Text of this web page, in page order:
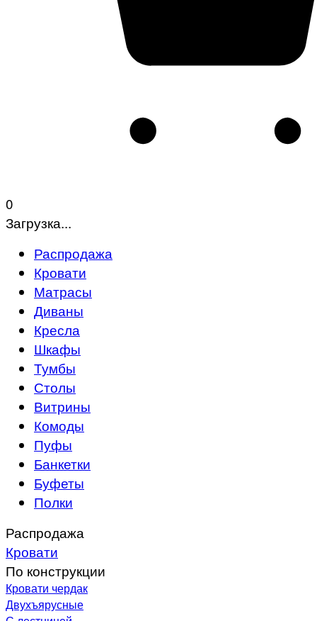
0
Загрузка...
Распродажа
Кровати
Матрасы
Диваны
Кресла
Шкафы
Тумбы
Столы
Витрины
Комоды
Пуфы
Банкетки
Буфеты
Полки
Распродажа
Кровати
По конструкции
Кровати чердак
Двухъярусные